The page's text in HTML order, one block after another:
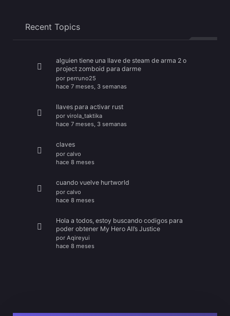
Recent Topics
alguien tiene una llave de steam de arma 2 o
project zomboid para darme
por perruno25
hace 7 meses, 3 semanas
llaves para activar rust
por virola_taktika
hace 7 meses, 3 semanas
claves
por calvo
hace 8 meses
cuando vuelve hurtworld
por calvo
hace 8 meses
Hola a todos, estoy buscando codigos para
poder obtener My Hero All’s Justice
por Aqireyui
hace 8 meses